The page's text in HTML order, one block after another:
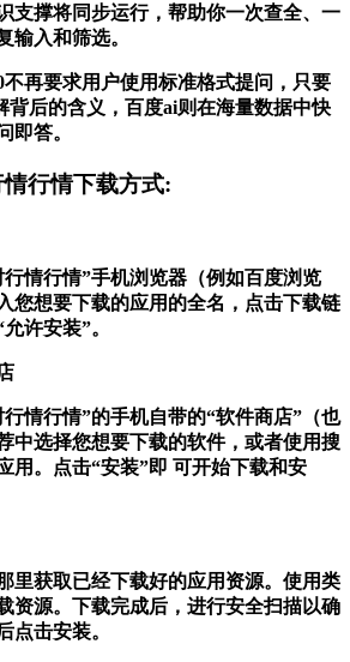
支撑将同步运行，帮助你一次查全、一
输入和筛选。
不再要求用户使用标准格式提问，只要
背后的含义，百度ai则在海量数据中快
即答。
行情下载方式:
情行情”手机浏览器（例如百度浏览
您想要下载的应用的全名，点击下载链
许安装”。
情行情”的手机自带的“软件商店”（也
中选择您想要下载的软件，或者使用搜
用。点击“安装”即 可开始下载和安
里获取已经下载好的应用资源。使用类
资源。下载完成后，进行安全扫描以确
点击安装。